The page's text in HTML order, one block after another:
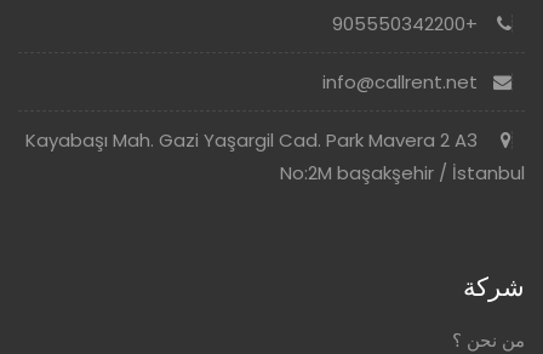
+905550342200
Kayabaşı Mah. Gazi Yaşargil Cad. Park Mavera 2 A3
No:2M başakşehir / İstanbul
شركة
من نحن ؟